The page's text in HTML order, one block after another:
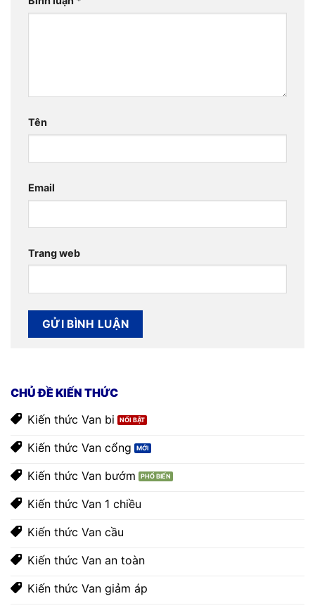
Tên
Email
Trang web
CHỦ ĐỀ KIẾN THỨC
Kiến thức Van bi
Kiến thức Van cổng
Kiến thức Van bướm
Kiến thức Van 1 chiều
Kiến thức Van cầu
Kiến thức Van an toàn
Kiến thức Van giảm áp